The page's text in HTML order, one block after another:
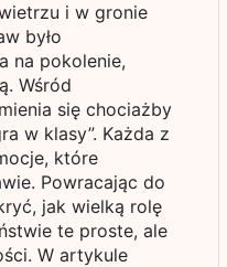
i w gronie
było
na pokolenie,
Wśród
się chociażby
w klasy”. Każda z
które
Powracając do
jak wielką rolę
te proste, ale
W artykule